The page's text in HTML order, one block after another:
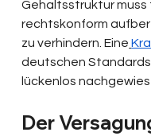
Gehaltsstruktur
rechtskonform
zu verhindern. Eine
deutschen
lückenlos
Der